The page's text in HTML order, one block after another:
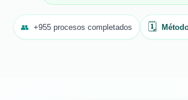
👥 +955 procesos completados 🗓️